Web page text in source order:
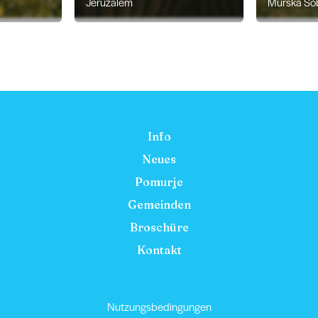
Info
Neues
Pomurje
Gemeinden
Broschüre
Kontakt
Nutzungsbedingungen